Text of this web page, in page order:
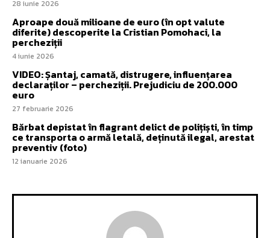
28 iunie 2026
Aproape două milioane de euro (în opt valute
diferite) descoperite la Cristian Pomohaci, la
percheziții
4 iunie 2026
VIDEO: Șantaj, camată, distrugere, influențarea
declaraților – percheziții. Prejudiciu de 200.000
euro
27 februarie 2026
Bărbat depistat în flagrant delict de polițiști, în timp
ce transporta o armă letală, deținută ilegal, arestat
preventiv (foto)
12 ianuarie 2026